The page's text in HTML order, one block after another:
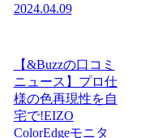
2024.04.09
【&Buzzの口コミ
ニュース】プロ仕
様の色再現性を自
宅で!EIZO
ColorEdgeモニタ